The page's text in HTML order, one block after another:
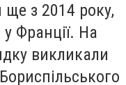
ще з 2014 року,
Франції. На
викликали